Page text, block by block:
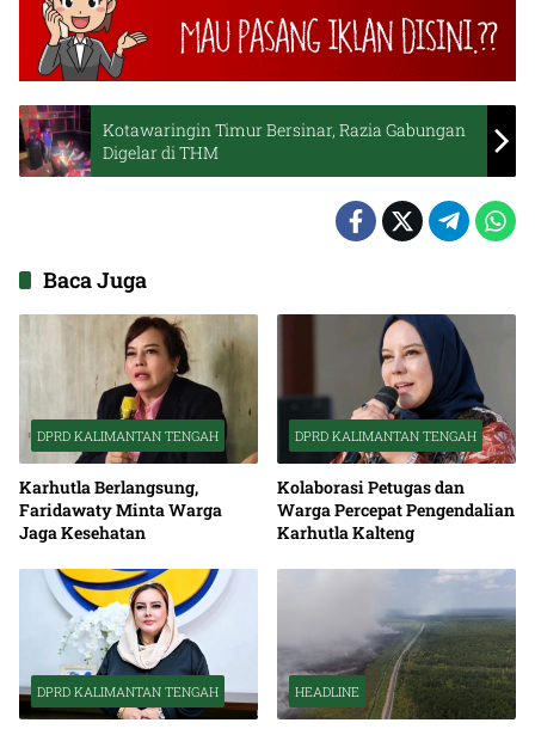
Kotawaringin Timur Bersinar, Razia Gabungan
Digelar di THM
Baca Juga
DPRD KALIMANTAN TENGAH
Karhutla Berlangsung,
Faridawaty Minta Warga
Jaga Kesehatan
DPRD KALIMANTAN TENGAH
Kolaborasi Petugas dan
Warga Percepat Pengendalian
Karhutla Kalteng
DPRD KALIMANTAN TENGAH HEADLINE